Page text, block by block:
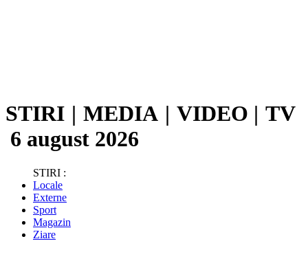
STIRI | MEDIA | VIDEO | TV
6 august 2026
STIRI :
Locale
Externe
Sport
Magazin
Ziare